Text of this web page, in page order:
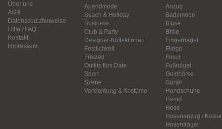
Über uns
AGB
Datenschutzhinweise
Hilfe / FAQ
Kontakt
Impressum
Abendmode
Beach & Holiday
Business
Club & Party
Designer-Kollektionen
Festlichkeit
Freizeit
Outfits fürs Date
Sport
Szene
Verkleidung & Kostüme
Anzug
Bademode
Bluse
Brille
Fingernägel
Fliege
Frisur
Fußnägel
Geldbörse
Gürtel
Handschuhe
Hemd
Hose
Hosenanzug /
Hosenträger